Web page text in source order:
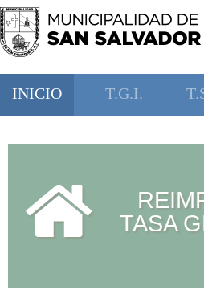
INICIO T.G.I.
TASA